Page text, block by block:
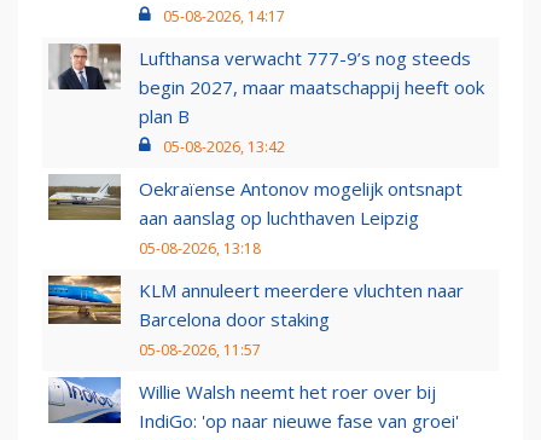
05-08-2026, 14:17
Lufthansa verwacht 777-9’s nog steeds
begin 2027, maar maatschappij heeft ook
plan B
05-08-2026, 13:42
Oekraïense Antonov mogelijk ontsnapt
aan aanslag op luchthaven Leipzig
05-08-2026, 13:18
KLM annuleert meerdere vluchten naar
Barcelona door staking
05-08-2026, 11:57
Willie Walsh neemt het roer over bij
IndiGo: 'op naar nieuwe fase van groei'